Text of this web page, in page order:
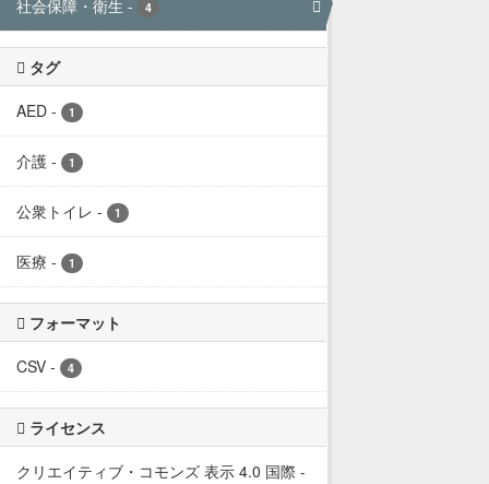
社会保障・衛生 - 4
タグ
AED - 1
介護 - 1
公衆トイレ - 1
医療 - 1
フォーマット
CSV - 4
ライセンス
クリエイティブ・コモンズ 表示 4.0 国際 -